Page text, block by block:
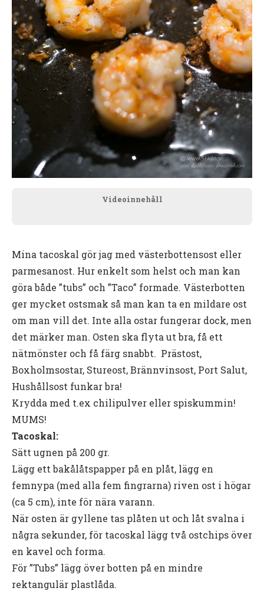
Videoinnehåll
Mina tacoskal gör jag med västerbottensost eller
parmesanost. Hur enkelt som helst och man kan
göra både ”tubs” och ”Taco” formade. Västerbotten
ger mycket ostsmak så man kan ta en mildare ost
om man vill det. Inte alla ostar fungerar dock, men
det märker man. Osten ska flyta ut bra, få ett
nätmönster och få färg snabbt. Prästost,
Boxholmsostar, Stureost, Brännvinsost, Port Salut,
Hushållsost funkar bra!
Krydda med t.ex chilipulver eller spiskummin!
MUMS!
Tacoskal:
Sätt ugnen på 200 gr.
Lägg ett bakålåtspapper på en plåt, lägg en
femnypa (med alla fem fingrarna) riven ost i högar
(ca 5 cm), inte för nära varann.
När osten är gyllene tas plåten ut och låt svalna i
några sekunder, för tacoskal lägg två ostchips över
en kavel och forma.
För ”Tubs” lägg över botten på en mindre
rektangulär plastlåda.